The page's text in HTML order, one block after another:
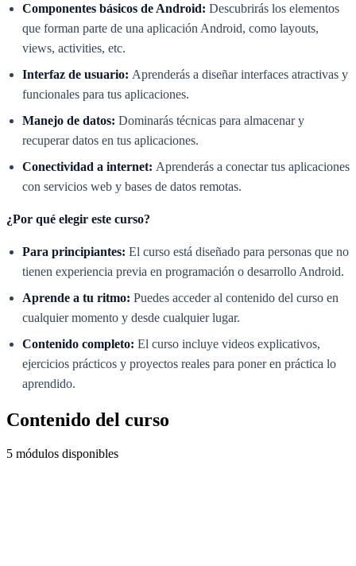
Componentes básicos de Android: Descubrirás los elementos
que forman parte de una aplicación Android, como layouts,
views, activities, etc.
Interfaz de usuario: Aprenderás a diseñar interfaces atractivas y
funcionales para tus aplicaciones.
Manejo de datos: Dominarás técnicas para almacenar y
recuperar datos en tus aplicaciones.
Conectividad a internet: Aprenderás a conectar tus aplicaciones
con servicios web y bases de datos remotas.
¿Por qué elegir este curso?
Para principiantes: El curso está diseñado para personas que no
tienen experiencia previa en programación o desarrollo Android.
Aprende a tu ritmo: Puedes acceder al contenido del curso en
cualquier momento y desde cualquier lugar.
Contenido completo: El curso incluye videos explicativos,
ejercicios prácticos y proyectos reales para poner en práctica lo
aprendido.
Contenido del curso
5 módulos disponibles